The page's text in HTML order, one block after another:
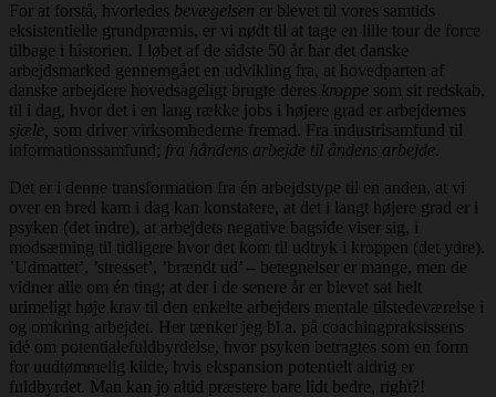
For at forstå, hvorledes bevægelsen er blevet til vores samtids
eksistentielle grundpræmis, er vi nødt til at tage en lille tour de force
tilbage i historien. I løbet af de sidste 50 år har det danske
arbejdsmarked gennemgået en udvikling fra, at hovedparten af
danske arbejdere hovedsageligt brugte deres kroppe som sit redskab,
til i dag, hvor det i en lang række jobs i højere grad er arbejdernes
sjæle, som driver virksomhederne fremad. Fra industrisamfund til
informationssamfund; fra håndens arbejde til åndens arbejde.
Det er i denne transformation fra én arbejdstype til en anden, at vi
over en bred kam i dag kan konstatere, at det i langt højere grad er i
psyken (det indre), at arbejdets negative bagside viser sig, i
modsætning til tidligere hvor det kom til udtryk i kroppen (det ydre).
’Udmattet’, ’stresset’, ’brændt ud’ – betegnelser er mange, men de
vidner alle om én ting; at der i de senere år er blevet sat helt
urimeligt høje krav til den enkelte arbejders mentale tilstedeværelse i
og omkring arbejdet. Her tænker jeg bl.a. på coachingpraksissens
idé om potentialefuldbyrdelse, hvor psyken betragtes som en form
for uudtømmelig kilde, hvis ekspansion potentielt aldrig er
fuldbyrdet. Man kan jo altid præstere bare lidt bedre, right?!